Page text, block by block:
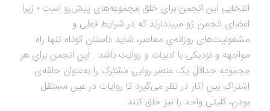
انتخابی این انجمن برای خلق مجموعه‌های پیش‌رو است ؛ زیرا
اعضای انجمن ژو می­پندارند که در شرایط فعلی و
مشغولیت‌های روزانه‌ی معاصر، شاید داستان کوتاه تنها راه
مواجهه و نزدیکی با ادبیات و روایت باشد . این انجمن برای هر
مجموعه حداقل یک عنصر روایی مشترک را به‌عنوان حلقه‌ی
اشتراک بین آثار در نظر می‌گیرد تا روایات در عین مستقل
بودن، کلیتی واحد را نیز خلق کنند .